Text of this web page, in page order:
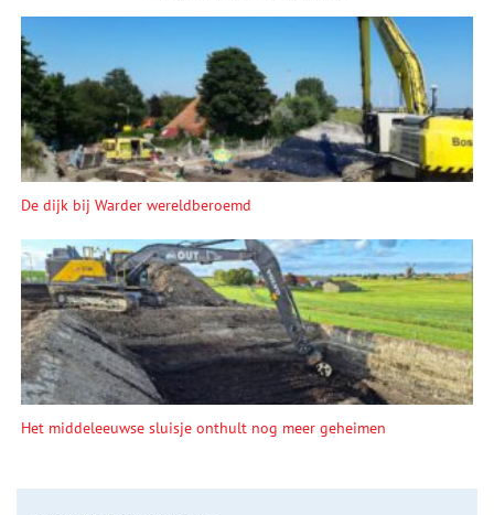
De dijk bij Warder wereld­beroemd
Het middeleeuwse sluisje onthult nog meer geheimen